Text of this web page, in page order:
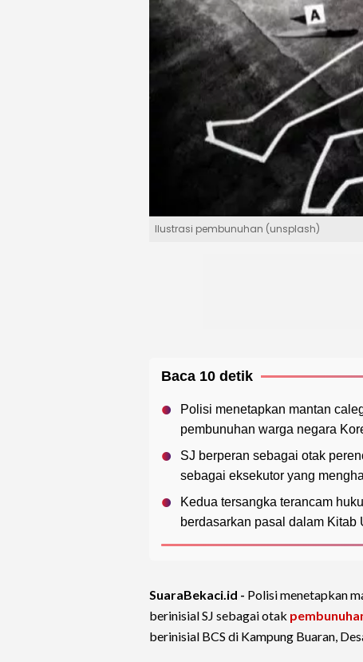
Ilustrasi pembunuhan (unsplash)
Baca 10 detik
Polisi menetapkan mantan
pembunuhan warga negara
SJ berperan sebagai otak
sebagai eksekutor yang
Kedua tersangka terancam
berdasarkan pasal dalam
SuaraBekaci.id - Polisi menetapkan
berinisial SJ sebagai otak
berinisial BCS di Kampung Buaran,